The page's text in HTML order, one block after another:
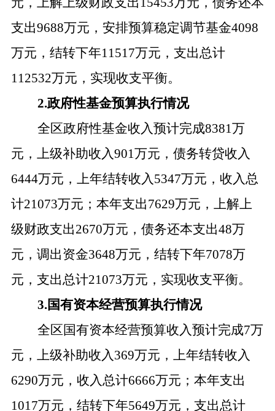
支出9688万元， 安排预算稳定调节基金4098
万元，结转下年11517万元，支出总计
112532万元，实现收支平衡。
2.政府性基金预算执行情况
全区政府性基金收入预计完成8381万
元，上级补助收入901万元， 债务转贷收入
6444万元， 上年结转收入5347万元，收入总
计21073万元；本年支出7629万元，上解上
级财政支出2670万元， 债务还本支出48万
元，调出资金3648万元， 结转下年7078万
元，支出总计21073万元，实现收支平衡。
3.国有资本经营预算执行情况
全区国有资本经营预算收入预计完成7万
元， 上级补助收入369万元，上年结转收入
6290万元，收入总计6666万元；本年支出
1017万元，结转下年5649万元，支出总计